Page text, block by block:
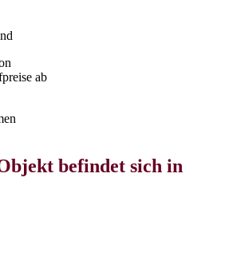
ab
befindet sich in